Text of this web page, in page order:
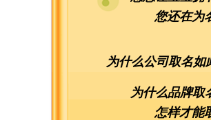
您还在为
为什么公司取名如
为什么品牌取
怎样才能